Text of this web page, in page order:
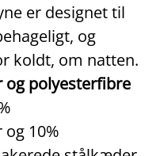
er designet til
og
koldt, om natten.
og polyesterfibre
10%